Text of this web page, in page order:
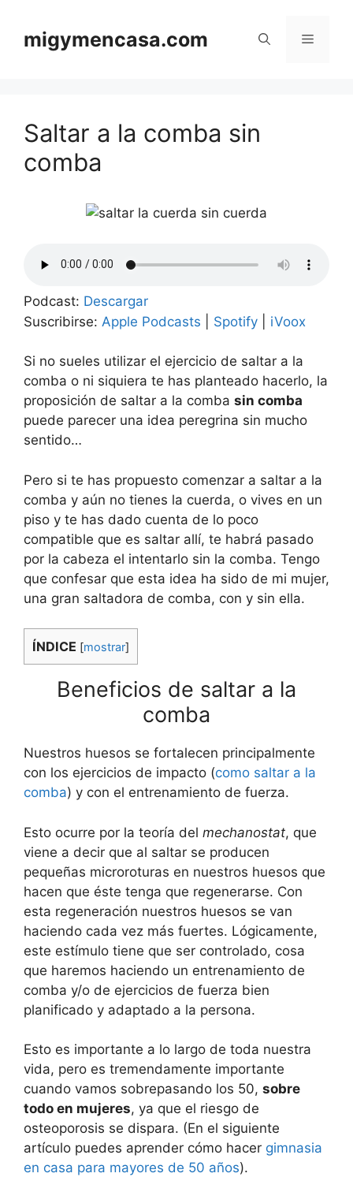
contenido
migymencasa.com Menú
Saltar a la comba sin
comba
Podcast: Descargar
Suscribirse: Apple Podcasts Spotify iVoox
Si no sueles utilizar el ejercicio de saltar a la
comba o ni siquiera te has planteado hacerlo, la
proposición de saltar a la comba sin comba
puede parecer una idea peregrina sin mucho
sentido…
Pero si te has propuesto comenzar a saltar a la
comba y aún no tienes la cuerda, o vives en un
piso y te has dado cuenta de lo poco
compatible que es saltar allí, te habrá pasado
por la cabeza el intentarlo sin la comba. Tengo
que confesar que esta idea ha sido de mi mujer,
una gran saltadora de comba, con y sin ella.
ÍNDICE [mostrar]
Beneficios de saltar a la
comba
Nuestros huesos se fortalecen principalmente
con los ejercicios de impacto (como saltar a la
comba) y con el entrenamiento de fuerza.
Esto ocurre por la teoría del mechanostat, que
viene a decir que al saltar se producen
pequeñas microroturas en nuestros huesos que
hacen que éste tenga que regenerarse. Con
esta regeneración nuestros huesos se van
haciendo cada vez más fuertes. Lógicamente,
este estímulo tiene que ser controlado, cosa
que haremos haciendo un entrenamiento de
comba y/o de ejercicios de fuerza bien
planificado y adaptado a la persona.
Esto es importante a lo largo de toda nuestra
vida, pero es tremendamente importante
cuando vamos sobrepasando los 50, sobre
todo en mujeres, ya que el riesgo de
osteoporosis se dispara. (En el siguiente
artículo puedes aprender cómo hacer gimnasia
en casa para mayores de 50 años).